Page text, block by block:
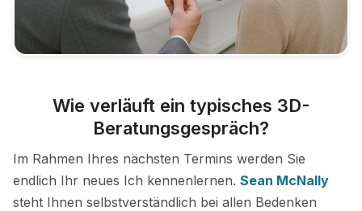
Wie verläuft ein typisches 3D-
Beratungsgespräch?
Im Rahmen Ihres nächsten Termins werden Sie
endlich Ihr neues Ich kennenlernen. Sean McNally
steht Ihnen selbstverständlich bei allen Bedenken